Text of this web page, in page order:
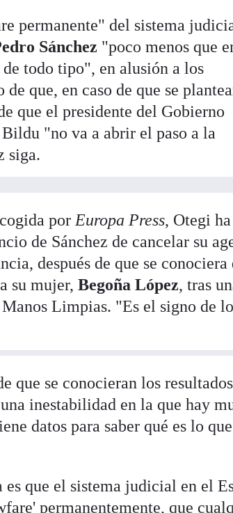
permanente" del sistema
Sánchez "poco menos que
todo tipo", en alusión a los
que, en caso de que se
que el presidente del Gobierno
"no va a abrir el paso a la
siga.
por Europa Press, Otegi ha
de Sánchez de cancelar su
después de que se conociera
su mujer,Begoña López, tras
Limpias. "Es el signo de
que se conocieran los resultados
inestabilidad en la que hay
datos para saber qué es lo
que el sistema judicial en el
permanentemente, que